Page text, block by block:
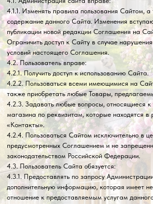
нарушает любые права третьих лиц; пропагандирует насилие,
жестокость, ненависть и (или) дискриминацию по расовому,
национальному, половому, религиозному, социальному признакам;
содержит недостоверные сведения и (или) оскорбления в адрес
конкретных лиц, организаций, органов власти.
4.3.7. 2. побуждения к совершению противоправных действий, а
также содействия лицам, действия которых направлены на
нарушение ограничений и запретов, действующих на территории
Российской Федерации.
4.3.7. 3. нарушения прав несовершеннолетних лиц и (или)
причинение им вреда в любой форме.
4.3.7. 4. ущемления прав меньшинств.
4.3.7. 5. представления себя за другого человека или
представителя организации и (или) сообщества без достаточных на
то прав, в том числе за сотрудников данного Интернет-магазина.
4.3.7. 6. введения в заблуждение относительно свойств и
характеристик какого-либо Товара из каталога Интернет-
магазина, размещенного на Сайте.
4.3.7. 7. некорректного сравнения Товара, а также формирования
негативного отношения к лицам, (не) пользующимся
определенными Товарами, или осуждения таких лиц.
4.4. Пользователю запрещается:
4.4.1. Использовать любые устройства, программы, процедуры,
алгоритмы и методы, автоматические устройства или
эквивалентные ручные процессы для доступа, приобретения,
копирования или отслеживания содержания Сайта данного
Интернет-магазина;